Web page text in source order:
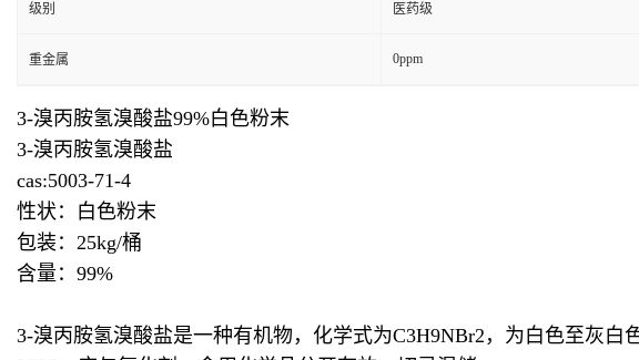
级别 医药级
重金属 0ppm
3-溴丙胺氢溴酸盐99%白色粉末
3-溴丙胺氢溴酸盐
cas:5003-71-4
性状：白色粉末
包装：25kg/桶
含量：99%
3-溴丙胺氢溴酸盐是一种有机物，化学式为C3H9NBr2，为白色至灰